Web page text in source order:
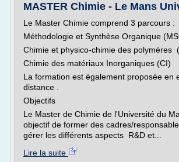
MASTER Chimie - Le Mans
Le Master Chimie comprend 3 parcours :
Méthodologie et Synthèse Organique
Chimie et physico-chimie des polymères
Chimie des matériaux Inorganiques (CI)
La formation est également proposée en
distance .
Objectifs
Le Master de Chimie de l'Université du
objectif de former des cadres/
gérer les différents aspects R&D et...
Lire la suite